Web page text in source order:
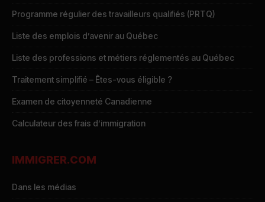
Programme régulier des travailleurs qualifiés (PRTQ)
Liste des emplois d’avenir au Québec
Liste des professions et métiers réglementés au Québec
Traitement simplifié – Êtes-vous éligible ?
Examen de citoyenneté Canadienne
Calculateur des frais d’immigration
IMMIGRER.COM
Dans les médias